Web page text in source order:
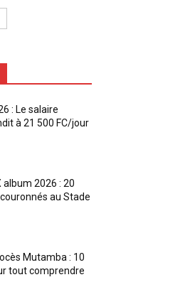
: Le salaire
à 21 500 FC/jour
album 2026 : 20
au Stade
Mutamba : 10
tout comprendre